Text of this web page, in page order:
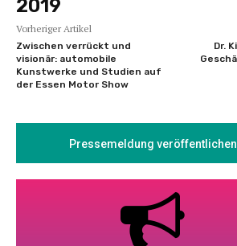
2019
Vorheriger Artikel
Zwischen verrückt und
visionär: automobile
Kunstwerke und Studien auf
der Essen Motor Show
Dr.
Pressemeldung veröffentlichen